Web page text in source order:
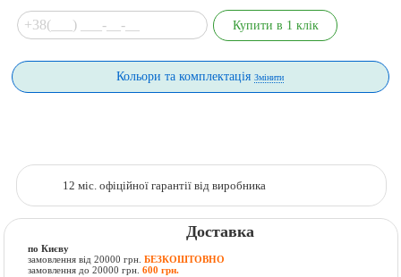
Кольори та комплектаціяЗмінити
12 міс. офіційної гарантії від виробника
Доставка
по Києву
замовлення від 20000 грн.БЕЗКОШТОВНО
замовлення до 20000 грн.600 грн.